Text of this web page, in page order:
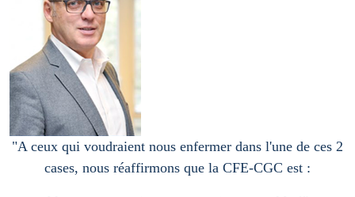
"A ceux qui voudraient nous enfermer dans l'une de ces 2
cases, nous réaffirmons que la CFE-CGC est :